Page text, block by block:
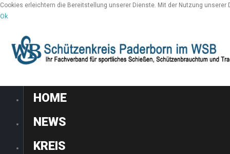
Cookies erleichtern die Bereitstellung unserer Dienste. Mit der Nutzung
Ok
HOME
NEWS
KREIS